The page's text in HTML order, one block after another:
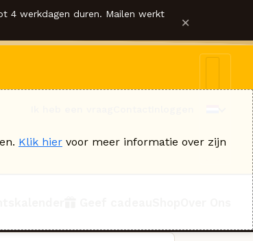
4 werkdagen duren. Mailen werkt ×
Klik hier voor meer informatie over zijn